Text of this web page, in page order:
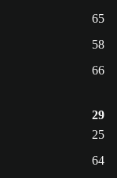
65
58
66
29
25
64